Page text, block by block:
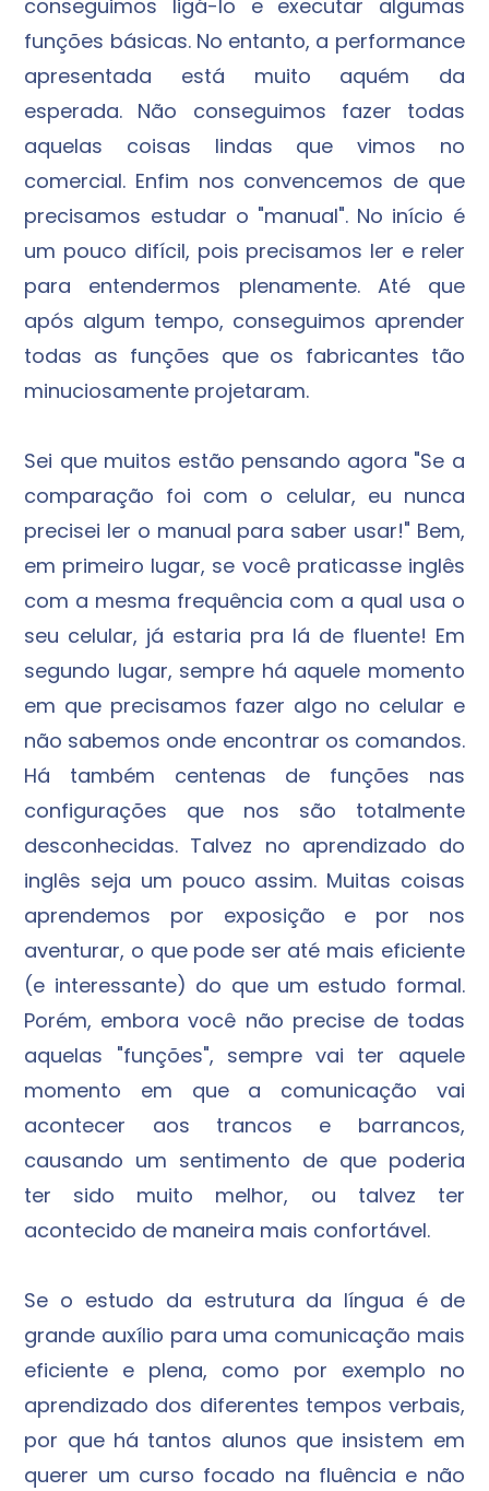
conseguimos ligá-lo e executar algumas
funções básicas. No entanto, a performance
apresentada está muito aquém da
esperada. Não conseguimos fazer todas
aquelas coisas lindas que vimos no
comercial. Enfim nos convencemos de que
precisamos estudar o "manual". No início é
um pouco difícil, pois precisamos ler e reler
para entendermos plenamente. Até que
após algum tempo, conseguimos aprender
todas as funções que os fabricantes tão
minuciosamente projetaram.
Sei que muitos estão pensando agora "Se a
comparação foi com o celular, eu nunca
precisei ler o manual para saber usar!" Bem,
em primeiro lugar, se você praticasse inglês
com a mesma frequência com a qual usa o
seu celular, já estaria pra lá de fluente! Em
segundo lugar, sempre há aquele momento
em que precisamos fazer algo no celular e
não sabemos onde encontrar os comandos.
Há também centenas de funções nas
configurações que nos são totalmente
desconhecidas. Talvez no aprendizado do
inglês seja um pouco assim. Muitas coisas
aprendemos por exposição e por nos
aventurar, o que pode ser até mais eficiente
(e interessante) do que um estudo formal.
Porém, embora você não precise de todas
aquelas "funções", sempre vai ter aquele
momento em que a comunicação vai
acontecer aos trancos e barrancos,
causando um sentimento de que poderia
ter sido muito melhor, ou talvez ter
acontecido de maneira mais confortável.
Se o estudo da estrutura da língua é de
grande auxílio para uma comunicação mais
eficiente e plena, como por exemplo no
aprendizado dos diferentes tempos verbais,
por que há tantos alunos que insistem em
querer um curso focado na fluência e não